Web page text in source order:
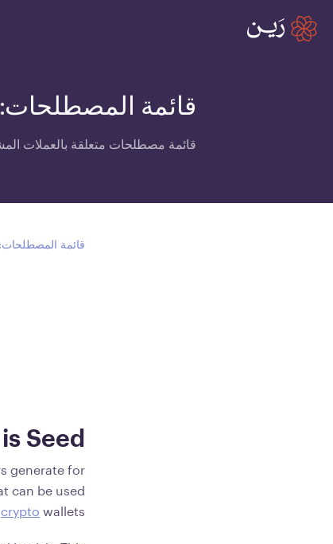
قائمة المصطلحات:
قائمة مصطلحات متعلقة بالعملات
قائمة المصطلحات:
Seed?
generate for
can be used
crypto wallets.